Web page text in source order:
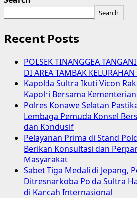
Search
Recent Posts
POLSEK TINANGGEA
DI AREA TAMBAK
Kapolda Sultra Ikuti Vicon
Kapolri Bersama
Polres Konawe Selatan
Lembaga Pemuda Konsel
dan Kondusif
Pelayanan Prima di Stand
Berikan Konsultasi dan
Masyarakat
Sabet Tiga Medali di Jepang,
Ditresnarkoba Polda Sultra
di Kancah Internasional